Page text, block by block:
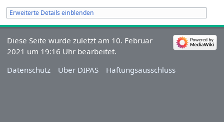
Erweiterte Details einblenden
Diese Seite wurde zuletzt am 10. Februar
2021 um 19:16 Uhr bearbeitet.
Datenschutz
Über DIPAS Haftungsausschluss